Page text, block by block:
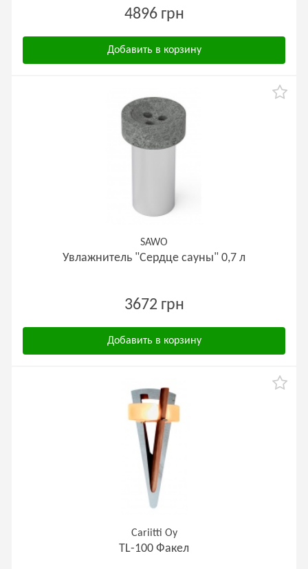
4896 грн
Добавить в корзину
SAWO
Увлажнитель "Сердце сауны" 0,7 л
3672 грн
Добавить в корзину
Cariitti Oy
TL-100 Факел